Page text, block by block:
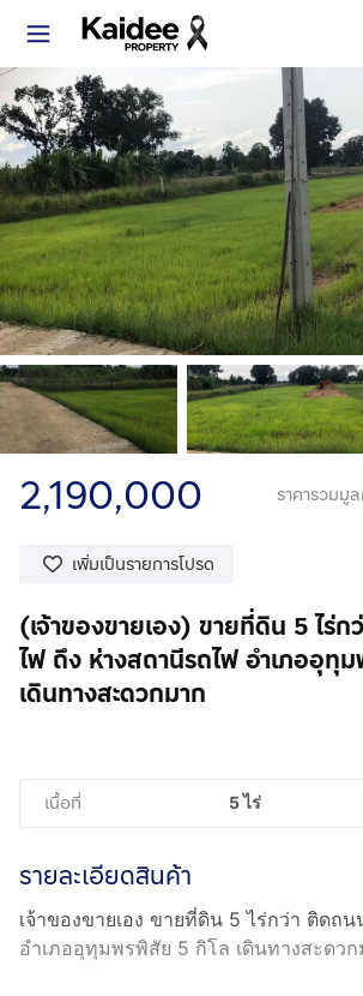
2,190,000 ราคารวมมู
เพิ่มเป็นรายการโปรด
(เจ้าของขายเอง) ขายที่ดิน 5 ไร่
ไฟ ถึง ห่างสถานีรถไฟ อำเภออุทุ
เดินทางสะดวกมาก
เนื้อที่ 5 ไร่
รายละเอียดสินค้า
เจ้าของขายเอง ขายที่ดิน 5 ไร่กว่า ติดถ
อำเภออุทุมพรพิสัย 5 กิโล เดินทางสะดว